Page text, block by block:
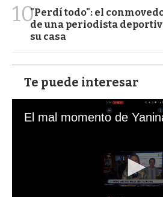
10"Perdí todo": el
de una periodista
su casa
Te puede interesar